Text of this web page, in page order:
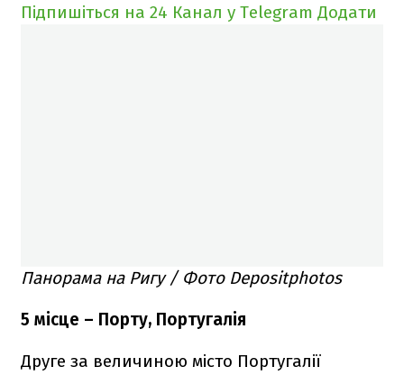
Підпишіться на 24 Канал у Telegram Додати
Панорама на Ригу / Фото Depositphotos
5 місце – Порту, Португалія
Друге за величиною місто Португалії